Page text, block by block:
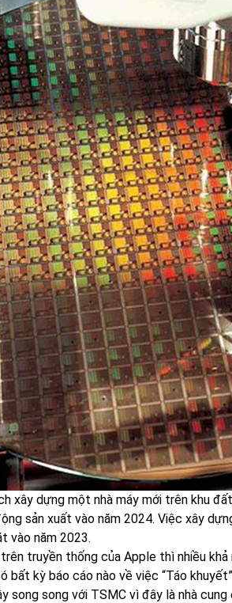
xây dựng một nhà máy mới trên khu
sản xuất vào năm 2024. Việc xây
vào năm 2023.
truyền thống của Apple thì nhiều
bất kỳ báo cáo nào về việc “Táo
song song với TSMC vì đây là nhà